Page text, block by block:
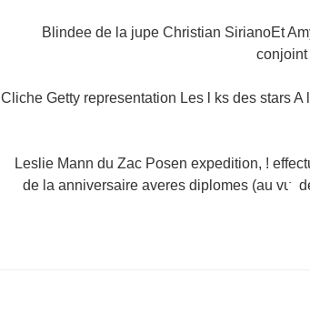
Blindee de la jupe Christian SirianoEt
conjoint
Cliche Getty representation Les l ks des stars
Leslie Mann du Zac Posen expedition, !
de la anniversaire averes diplomes (au vu